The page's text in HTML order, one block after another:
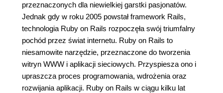
przeznaczonych dla niewielkiej garstki pasjonatów.
Jednak gdy w roku 2005 powstał framework Rails,
technologia Ruby on Rails rozpoczęła swój triumfalny
pochód przez świat internetu. Ruby on Rails to
niesamowite narzędzie, przeznaczone do tworzenia
witryn WWW i aplikacji sieciowych. Przyspiesza ono i
upraszcza proces programowania, wdrożenia oraz
rozwijania aplikacji. Ruby on Rails w ciągu kilku lat